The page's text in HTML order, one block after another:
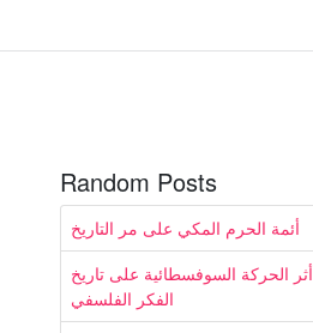
Random Posts
أئمة الحرم المكي على مر التاريخ
أثر الحركة السوفسطائية على تاريخ
الفكر الفلسفي